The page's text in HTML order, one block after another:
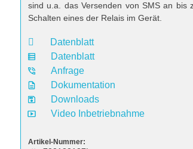
sind u.a. das Versenden von SMS an bis
Schalten eines der Relais im Gerät.
Datenblatt
Datenblatt
Anfrage
Dokumentation
Downloads
Video Inbetriebnahme
Artikel-Nummer: